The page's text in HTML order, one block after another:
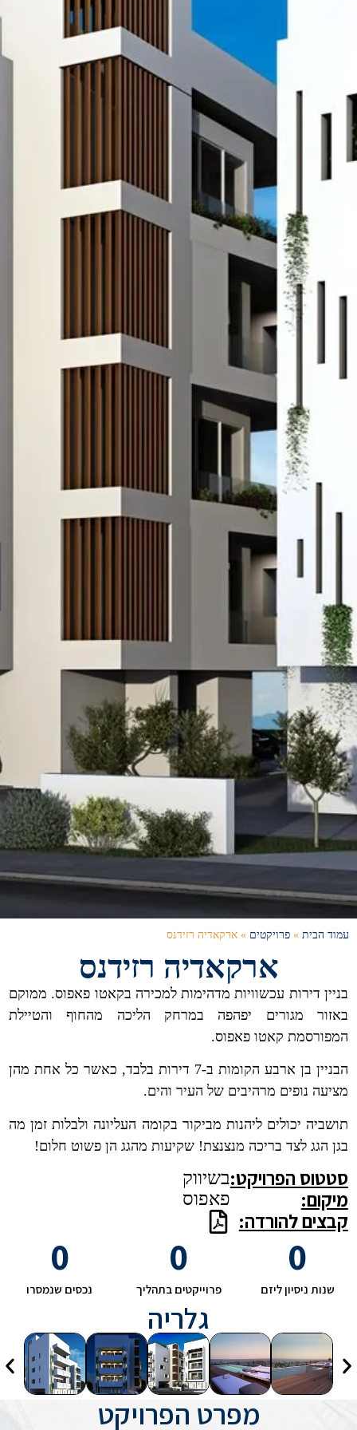
עמוד הבית»פרויקטים»ארקאדיה רזידנס
ארקאדיה רזידנס
בניין דירות עכשוויות מדהימות למכירה בקאטו פאפוס. ממוקם
באזור מגורים יפהפה במרחק הליכה מהחוף והטיילת
המפורסמת קאטו פאפוס.
הבניין בן ארבע הקומות ב-7 דירות בלבד, כאשר כל אחת מהן
מציעה נופים מרהיבים של העיר והים.
תושביה יכולים ליהנות מביקור בקומה העליונה ולבלות זמן מה
בגן הגג לצד בריכה מנצנצת! שקיעות מהגג הן פשוט חלום!
סטטוס הפרויקט:
מיקום:
קבצים להורדה:
בשיווק
פאפוס
שנות ניסיון ליזם
0
פרוייקטים בתהליך
0
נכסים שנמסרו
0
גלריה
מפרט הפרויקט